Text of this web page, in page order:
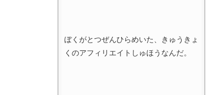
ぼくがとつぜんひらめいた、きゅうきょ
くのアフィリエイトしゅほうなんだ。